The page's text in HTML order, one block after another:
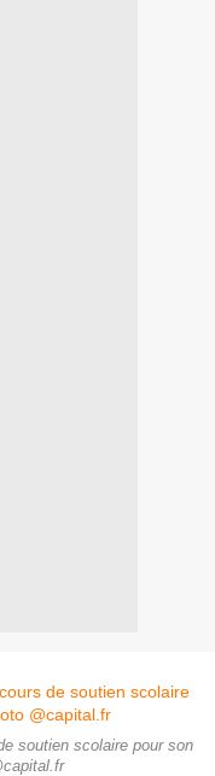
soutien scolaire pour son